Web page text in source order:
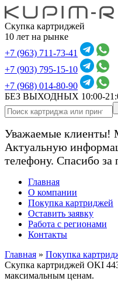
Скупка картриджей
10 лет на рынке
+7 (963) 711-73-41
+7 (903) 795-15-10
+7 (968) 014-80-90
БЕЗ ВЫХОДНЫХ 10:00-
Уважаемые клиенты!
Актуальную
телефону. Спасибо за
Главная
О компании
Покупка картриджей
Оставить заявку
Работа с регионами
Контакты
Главная » Покупка
Скупка картриджей OKI
максимальным ценам.